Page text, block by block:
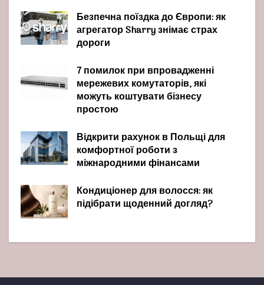
Безпечна поїздка до Європи: як
агрегатор Sharry знімає страх
дороги
7 помилок при впровадженні
мережевих комутаторів, які
можуть коштувати бізнесу
простою
Відкрити рахунок в Польщі для
комфортної роботи з
міжнародними фінансами
Кондиціонер для волосся: як
підібрати щоденний догляд?